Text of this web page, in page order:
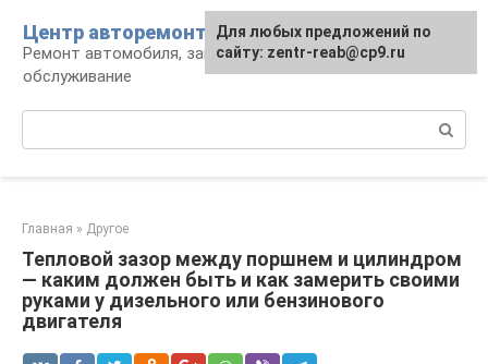
контенту
Центр авторемонта
Ремонт автомобиля, запчасти и
обслуживание
Главная » Другое
Тепловой зазор между поршнем и цилиндром
— каким должен быть и как замерить своими
руками у дизельного или бензинового
двигателя
Для любых предложений по
сайту: zentr-reab@cp9.ru